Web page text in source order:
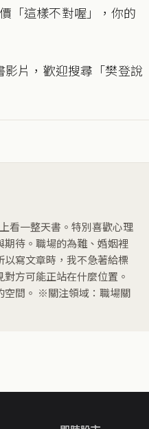
「這樣不對喔」，你的
片，歡迎搜尋「樊登說
看一整天書。特別喜歡心理
待。職場的為難、婚姻裡
寫文章時，我不急著給標
方可能正站在什麼位置。
空間。 ※關注領域：職場關